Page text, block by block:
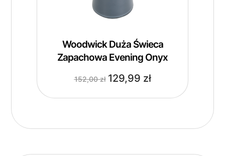
Woodwick Duża Świeca
Zapachowa Evening Onyx
152,00zł 129,99 zł